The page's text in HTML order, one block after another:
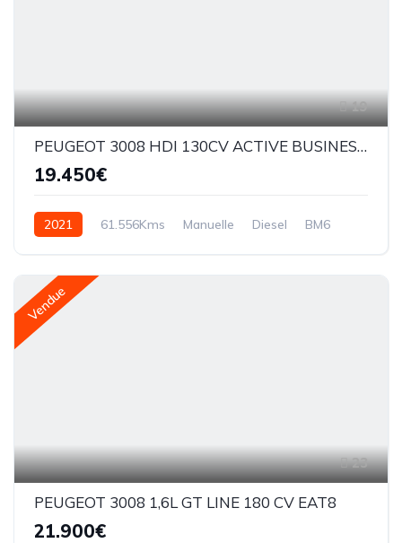
19
PEUGEOT 3008 HDI 130CV ACTIVE BUSINESS EAT8
19.450€
2021 61.556Kms Manuelle Diesel BM6
Vendue
23
PEUGEOT 3008 1,6L GT LINE 180 CV EAT8
21.900€